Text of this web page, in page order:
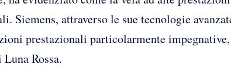
Siemens, attraverso le sue tecnologie
prestazionali particolarmente
Rossa.